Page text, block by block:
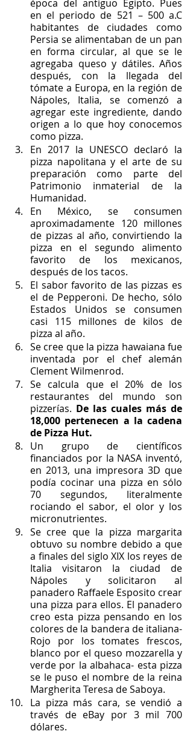
época del antiguo Egipto. Pues
en el periodo de 521 – 500 a.C
habitantes de ciudades como
Persia se alimentaban de un pan
en forma circular, al que se le
agregaba queso y dátiles. Años
después, con la llegada del
tómate a Europa, en la región de
Nápoles, Italia, se comenzó a
agregar este ingrediente, dando
origen a lo que hoy conocemos
como pizza.
En 2017 la UNESCO declaró la
pizza napolitana y el arte de su
preparación como parte del
Patrimonio inmaterial de la
Humanidad.
En México, se consumen
aproximadamente 120 millones
de pizzas al año, convirtiendo la
pizza en el segundo alimento
favorito de los mexicanos,
después de los tacos.
El sabor favorito de las pizzas es
el de Pepperoni. De hecho, sólo
Estados Unidos se consumen
casi 115 millones de kilos de
pizza al año.
Se cree que la pizza hawaiana fue
inventada por el chef alemán
Clement Wilmenrod.
Se calcula que el 20% de los
restaurantes del mundo son
pizzerías. De las cuales más de
18,000 pertenecen a la cadena
de Pizza Hut.
Un grupo de científicos
financiados por la NASA inventó,
en 2013, una impresora 3D que
podía cocinar una pizza en sólo
70 segundos, literalmente
rociando el sabor, el olor y los
micronutrientes.
Se cree que la pizza margarita
obtuvo su nombre debido a que
a finales del siglo XIX los reyes de
Italia visitaron la ciudad de
Nápoles y solicitaron al
panadero Raffaele Esposito crear
una pizza para ellos. El panadero
creo esta pizza pensando en los
colores de la bandera de italiana-
Rojo por los tomates frescos,
blanco por el queso mozzarella y
verde por la albahaca- esta pizza
se le puso el nombre de la reina
Margherita Teresa de Saboya.
La pizza más cara, se vendió a
través de eBay por 3 mil 700
dólares.